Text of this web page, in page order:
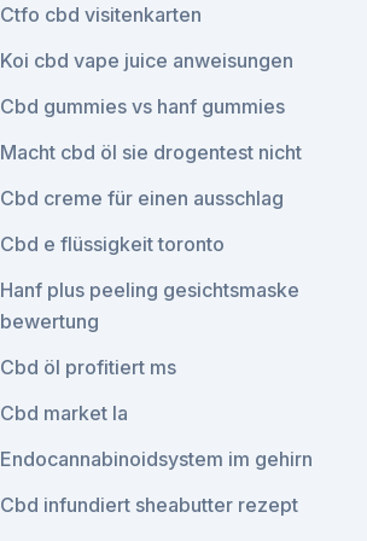
Ctfo cbd visitenkarten
Koi cbd vape juice anweisungen
Cbd gummies vs hanf gummies
Macht cbd öl sie drogentest nicht
Cbd creme für einen ausschlag
Cbd e flüssigkeit toronto
Hanf plus peeling gesichtsmaske
bewertung
Cbd öl profitiert ms
Cbd market la
Endocannabinoidsystem im gehirn
Cbd infundiert sheabutter rezept